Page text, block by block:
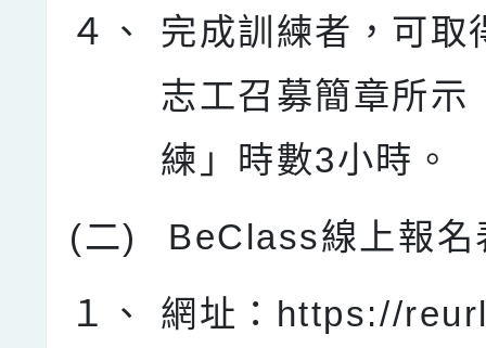
４、
完成訓練者，可取
志工召募簡章所示
練」時數3小時。
(二)
BeClass線上報名
１、
網址：https://